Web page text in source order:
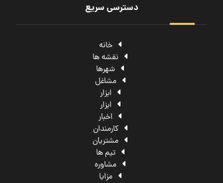
دسترسی سریع
خانه
نقشه ها
شهرها
مشاغل
ابزار
ابزار
اخبار
کارمندان
مشتریان
تیم ها
مشاوره
مزایا